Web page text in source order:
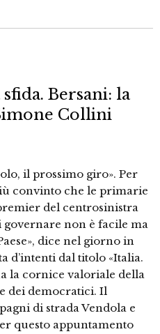
Bersani: la
Collini
il prossimo giro». Per
convinto che le primarie
del centrosinistra
governare non è facile ma
dice nel giorno in
d’intenti dal titolo «Italia.
la cornice valoriale della
dei democratici. Il
di strada Vendola e
questo appuntamento